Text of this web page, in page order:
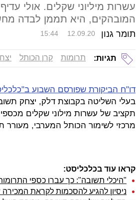
עשרות מיליוני שקלים. אולי
המובהקים, היא תממן לבדה
תומר גנון 15:44 12.09.20
תגיות: תרומות קרן הכותל
דו"ח הביקורת שפורסם השבוע
בעלי השליטה בקבוצת דלק, יצחק
תקציב של עשרות מילוני שקלים
מרכזי לשימור הכותל המערבי,
קראו עוד בכלכליסט:
"היכלי תשובה": כך עברו כספי
ניסיון להגיע להסכמות לקראת